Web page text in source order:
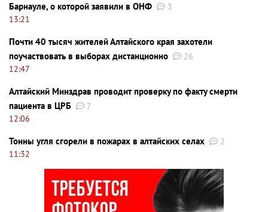
Барнауле, о которой заявили в ОНФ
3
13:21
Почти 40 тысяч жителей Алтайского края захотели
поучаствовать в выборах дистанционно
26
12:47
Алтайский Минздрав проводит проверку по факту смерти
пациента в ЦРБ
7
12:06
Тонны угля сгорели в пожарах в алтайских селах
2
11:32